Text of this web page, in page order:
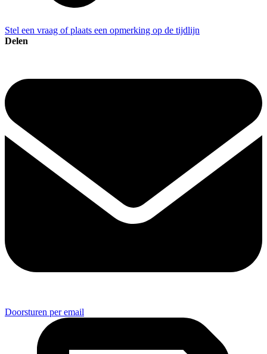
Stel een vraag of plaats een opmerking op de tijdlijn
Delen
Doorsturen per email